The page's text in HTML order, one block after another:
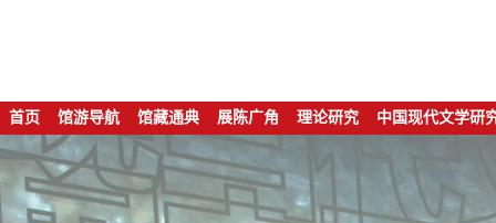
首页 馆游导航 馆藏通典 展陈广角 理论研究 中国现代文学研